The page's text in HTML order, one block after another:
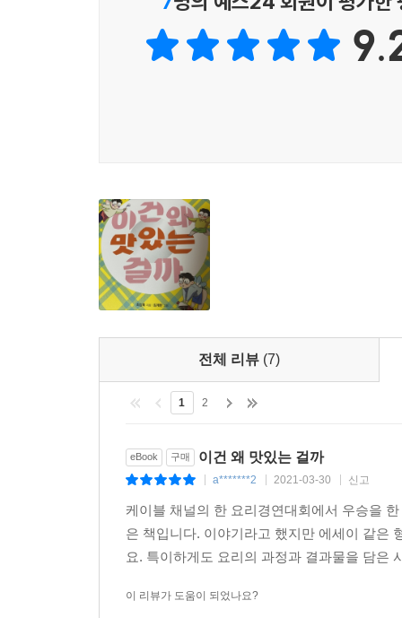
전체 리뷰 (7)
1 2
eBook 구매 이건 왜 맛있는 걸까
a*******2 2021-03-30 신고
케이블 채널의 한 요리경연대회에서 우승을
은 책입니다. 이야기라고 했지만 에세이 같은
요. 특이하게도 요리의 과정과 결과물을 담은
이 리뷰가 도움이 되었나요?